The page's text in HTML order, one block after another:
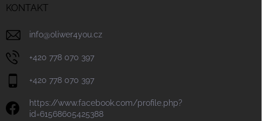
KONTAKT
info@oliwer4you.cz
+420 778 070 397
+420 778 070 397
https://www.facebook.com/profile.php?
id=61568605425388